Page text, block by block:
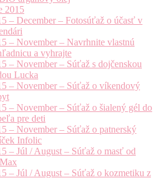
2015
– December – Fotosúťaž o účasť v
– November – Navrhnite vlastnú
a vyhrajte
– November – Súťaž s dojčenskou
Lucka
– November – Súťaž o víkendový
– November – Súťaž o šialený gél do
pre deti
– November – Súťaž o patnerský
Infolic
– Júl / August – Súťaž o masť od
– Júl / August – Súťaž o kozmetiku z